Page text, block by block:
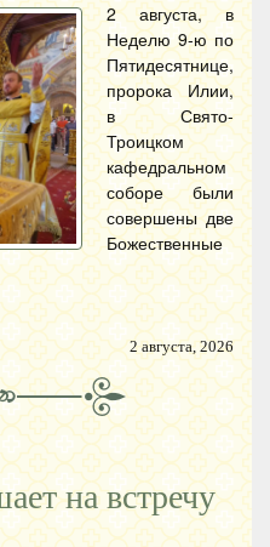
2 августа, в
Неделю 9-ю по
Пятидесятнице,
пророка Илии,
в Свято-
Троицком
кафедральном
соборе были
совершены две
Божественные
2 августа, 2026
на встречу